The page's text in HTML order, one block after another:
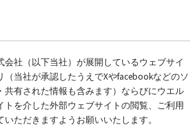
会社（以下当社）が展開しているウェブサイ
（当社が承認したうえでXやfacebookなどのソ
共有された情報も含みます）ならびにウエル
トを介した外部ウェブサイトの閲覧、ご利用
ただきますようお願いいたします。